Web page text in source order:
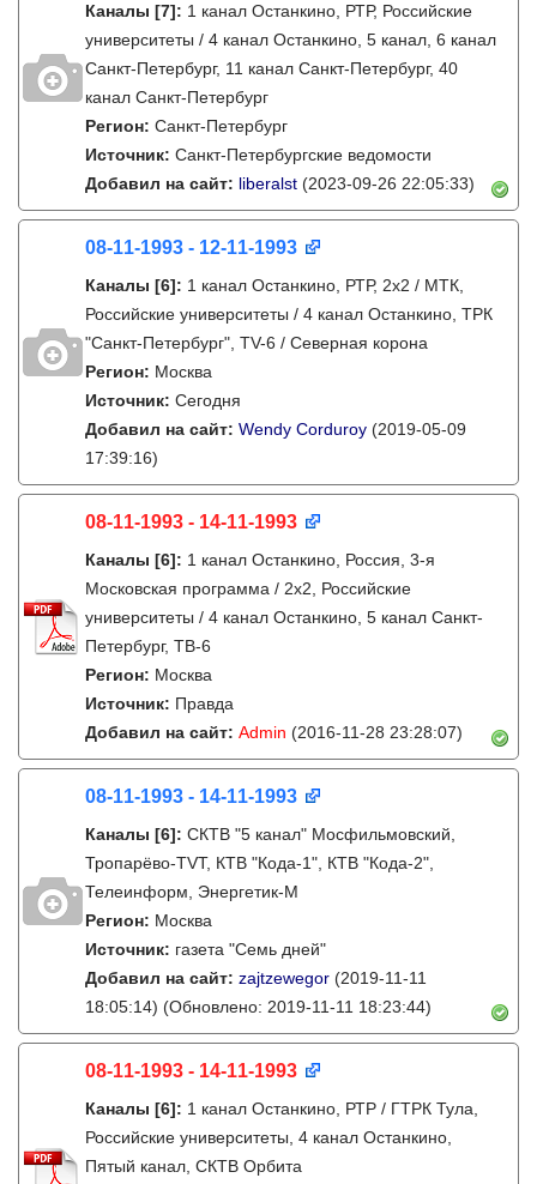
Каналы [7]: 1 канал Останкино, РТР, Российские
университеты / 4 канал Останкино, 5 канал, 6 канал
Санкт-Петербург, 11 канал Санкт-Петербург, 40
канал Санкт-Петербург
Регион: Санкт-Петербург
Источник: Санкт-Петербургские ведомости
Добавил на сайт: liberalst (2023-09-26 22:05:33)
08-11-1993 - 12-11-1993
Каналы [6]: 1 канал Останкино, РТР, 2х2 / МТК,
Российские университеты / 4 канал Останкино, ТРК
"Санкт-Петербург", TV-6 / Северная корона
Регион: Москва
Источник: Сегодня
Добавил на сайт: Wendy Corduroy (2019-05-09
17:39:16)
08-11-1993 - 14-11-1993
Каналы [6]: 1 канал Останкино, Россия, 3-я
Московская программа / 2x2, Российские
университеты / 4 канал Останкино, 5 канал Санкт-
Петербург, ТВ-6
Регион: Москва
Источник: Правда
Добавил на сайт: Admin (2016-11-28 23:28:07)
08-11-1993 - 14-11-1993
Каналы [6]: СКТВ "5 канал" Мосфильмовский,
Тропарёво-TVT, КТВ "Кода-1", КТВ "Кода-2",
Телеинформ, Энергетик-М
Регион: Москва
Источник: газета "Семь дней"
Добавил на сайт: zajtzewegor (2019-11-11
18:05:14) (Обновлено: 2019-11-11 18:23:44)
08-11-1993 - 14-11-1993
Каналы [6]: 1 канал Останкино, РТР / ГТРК Тула,
Российские университеты, 4 канал Останкино,
Пятый канал, СКТВ Орбита